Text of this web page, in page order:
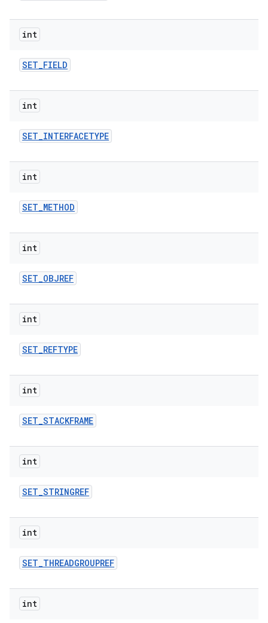
int
SET_FIELD
int
SET_INTERFACETYPE
int
SET_METHOD
int
SET_OBJREF
int
SET_REFTYPE
int
SET_STACKFRAME
int
SET_STRINGREF
int
SET_THREADGROUPREF
int